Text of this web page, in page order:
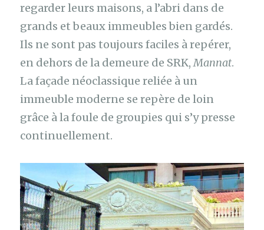
regarder leurs maisons, a l’abri dans de
grands et beaux immeubles bien gardés.
Ils ne sont pas toujours faciles à repérer,
en dehors de la demeure de SRK,Mannat.
La façade néoclassique reliée à un
immeuble moderne se repère de loin
grâce à la foule de groupies qui s’y presse
continuellement.